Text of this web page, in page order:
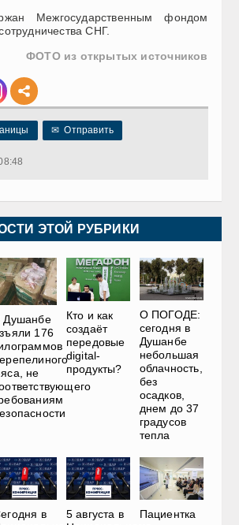
Межгосударственным фондом
СНГ.
ФОТО из открытых источников
✉ Отправить
ЭТОЙ РУБРИКИ
Душанбе
176
не
Кто и как
создаёт
передовые
digital-
продукты?
О ПОГОДЕ:
сегодня в
Душанбе
небольшая
облачность,
без
осадков,
днем до 37
градусов
тепла
в
5 августа в
Пациентка